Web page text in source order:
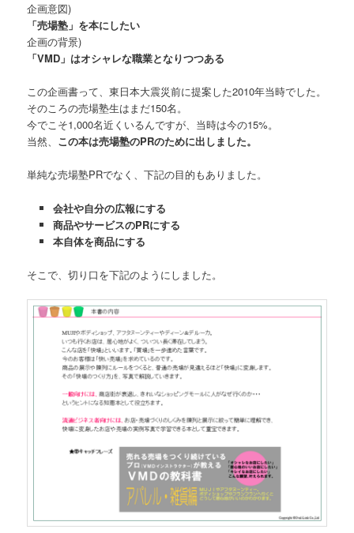
企画意図)
「売場塾」を本にしたい
企画の背景)
「VMD」はオシャレな職業となりつつある
この企画書って、東日本大震災前に提案した2010年当時でした。
そのころの売場塾生はまだ150名。
今でこそ1,000名近くいるんですが、当時は今の15%。
当然、 この本は売場塾のPRのために出しました。
単純な売場塾PRでなく、下記の目的もありました。
会社や自分の広報にする
商品やサービスのPRにする
本自体を商品にする
そこで、切り口を下記のようにしました。